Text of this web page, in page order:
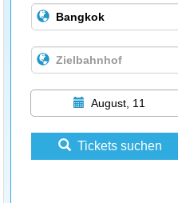
August, 11
Tickets suchen